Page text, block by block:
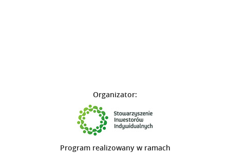
Organizator:
Program realizowany w ramach